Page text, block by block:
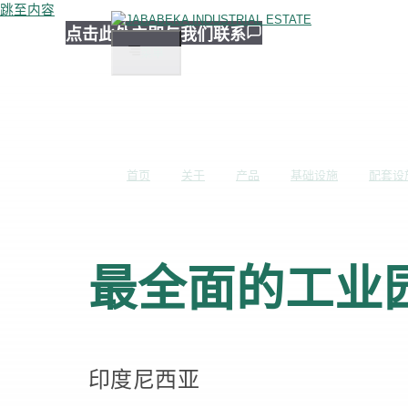
跳至内容
首页 关于 产品 基础设施 配套设
点击此处立即与我们联系
最全面的工业
印度尼西亚